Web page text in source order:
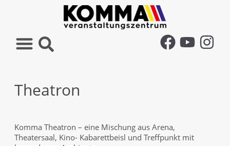
Theatron
Komma Theatron – eine Mischung aus Arena,
Theatersaal, Kino- Kabarettbeisl und Treffpunkt mit